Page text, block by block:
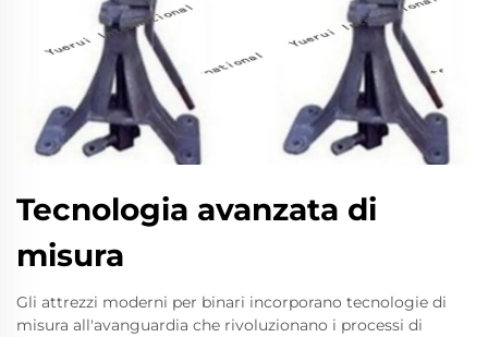
Tecnologia avanzata di
misura
Gli attrezzi moderni per binari incorporano tecnologie di
misura all'avanguardia che rivoluzionano i processi di